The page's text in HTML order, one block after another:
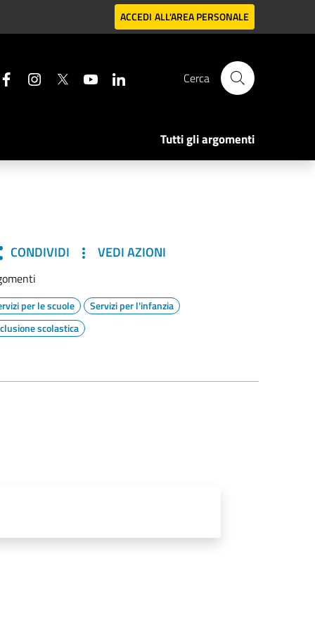
ACCEDI ALL'AREA PERSONALE
Cerca
Tutti gli argomenti
CONDIVIDI VEDI AZIONI
per le scuole
Servizi per l'infanzia
scolastica